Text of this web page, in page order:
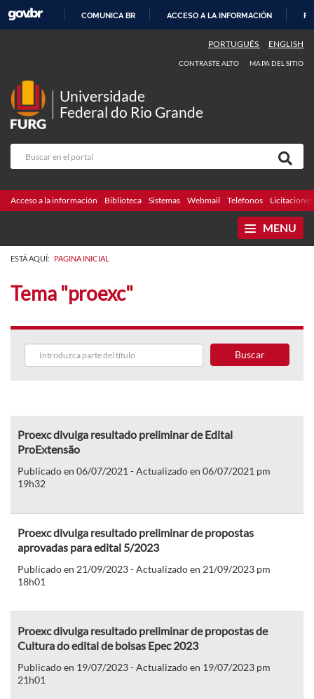
CONTENIDO
COMUNICA BR ACCESO A LA INFORMACIÓN
PORTUGUÊS ENGLISH
CONTRASTE ALTO MAPA DEL SITIO
Universidade
Federal do Rio Grande
Acceso a la información Biblioteca Sistemas Webmail Teléfonos Licitaciones
MENU
ESTÁ AQUÍ: PAGINA INICIAL
Tema "proexc"
Buscar
Proexc divulga resultado preliminar de Edital
ProExtensão
Publicado en 06/07/2021 - Actualizado en 06/07/2021 pm
19h32
Proexc divulga resultado preliminar de propostas
aprovadas para edital 5/2023
Publicado en 21/09/2023 - Actualizado en 21/09/2023 pm
18h01
Proexc divulga resultado preliminar de propostas de
Cultura do edital de bolsas Epec 2023
Publicado en 19/07/2023 - Actualizado en 19/07/2023 pm
21h01